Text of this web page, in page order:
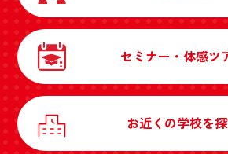
セミナー・体感ツ
お近くの学校を